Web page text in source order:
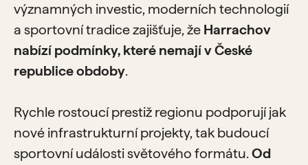
významných investic, moderních technologií
a sportovní tradice zajišťuje, že Harrachov
nabízí podmínky, které nemají v České
republice obdoby.
Rychle rostoucí prestiž regionu podporují jak
nové infrastrukturní projekty, tak budoucí
sportovní události světového formátu.Od